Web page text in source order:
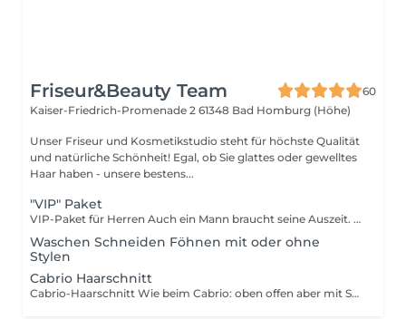
Friseur&Beauty Team
60
Kaiser-Friedrich-Promenade 2 61348 Bad Homburg (Höhe)
Unser Friseur und Kosmetikstudio steht für höchste Qualität
und natürliche Schönheit! Egal, ob Sie glattes oder gewelltes
Haar haben - unsere bestens...
"VIP" Paket
VIP-Paket für Herren Auch ein Mann braucht seine Auszeit. Genieße Entspannung mit Kopfmassage, Haarwäsche und Pflege für Haar und Haut. Anschließend erhältst du einen präzisen Haarschnitt und ein individuelles Styling. Verlasse den Salon mit einem frischen Look und neuer Energie bereit, die Welt zu erobern.
Waschen Schneiden Föhnen mit oder ohne
Stylen
Cabrio Haarschnitt
Cabrio-Haarschnitt Wie beim Cabrio: oben offen aber mit Stil Ein Haarschnitt, der Spaß macht und perfekt zu dir passt. Dort, wo das Haar etwas weniger wird (meist am Oberkopf), arbeiten wir präzise und geschickt ohne gleich alles abzudachlos zu machen. Die Seiten werden sauber mit einem weichen Übergang geschnitten, sodass ein moderner, harmonischer Look entsteht. Am Ende: frisch, gepflegt und bereit für den perfekten Auftritt auch ohne Dach